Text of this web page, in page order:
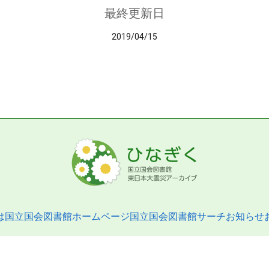
最終更新日
2019/04/15
国立国会図書館ホームページ国立国会図書館サーチお知らせ